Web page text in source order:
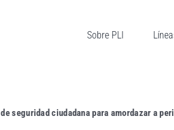
Sobre PLI
seguridad ciudadana para amordazar a